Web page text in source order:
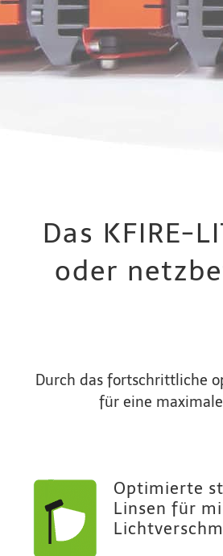
Das KFIRE-
oder
Durch das fortschrittliche
für eine
Optimierte
Linsen für